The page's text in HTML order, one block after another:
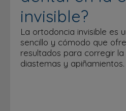
invisible?
La ortodoncia invisible es
sencillo y cómodo que
resultados para corregir
diastemas y